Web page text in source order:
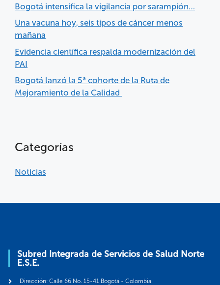
Bogotá intensifica la vigilancia por sarampión…
Una vacuna hoy, seis tipos de cáncer menos
mañana
Evidencia científica respalda modernización del
PAI
Bogotá lanzó la 5ª cohorte de la Ruta de
Mejoramiento de la Calidad
Categorías
Noticias
Subred Integrada de Servicios de Salud Norte
E.S.E.
Dirección: Calle 66 No. 15-41 Bogotá - Colombia